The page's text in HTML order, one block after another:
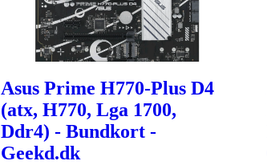
Asus Prime H770-Plus D4
(atx, H770, Lga 1700,
Ddr4) - Bundkort -
Geekd.dk